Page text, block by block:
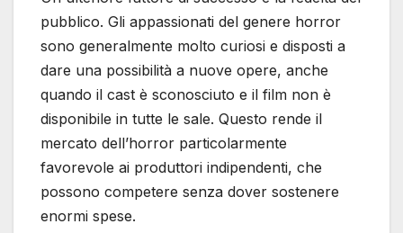
pubblico. Gli appassionati del genere horror
sono generalmente molto curiosi e disposti a
dare una possibilità a nuove opere, anche
quando il cast è sconosciuto e il film non è
disponibile in tutte le sale. Questo rende il
mercato dell’horror particolarmente
favorevole ai produttori indipendenti, che
possono competere senza dover sostenere
enormi spese.